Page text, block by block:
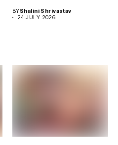
BYShalini Shrivastav
24 JULY 2026